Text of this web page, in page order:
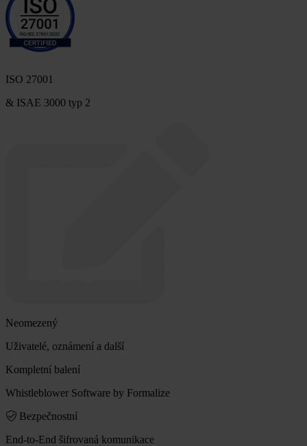
ISO 27001
& ISAE 3000 typ 2
Neomezený
Uživatelé, oznámení a další
Kompletní balení
Whistleblower Software by Formalize
Bezpečnostní
End-to-End šifrovaná komunikace